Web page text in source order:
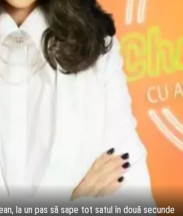
la un pas să sape tot satul în două secunde